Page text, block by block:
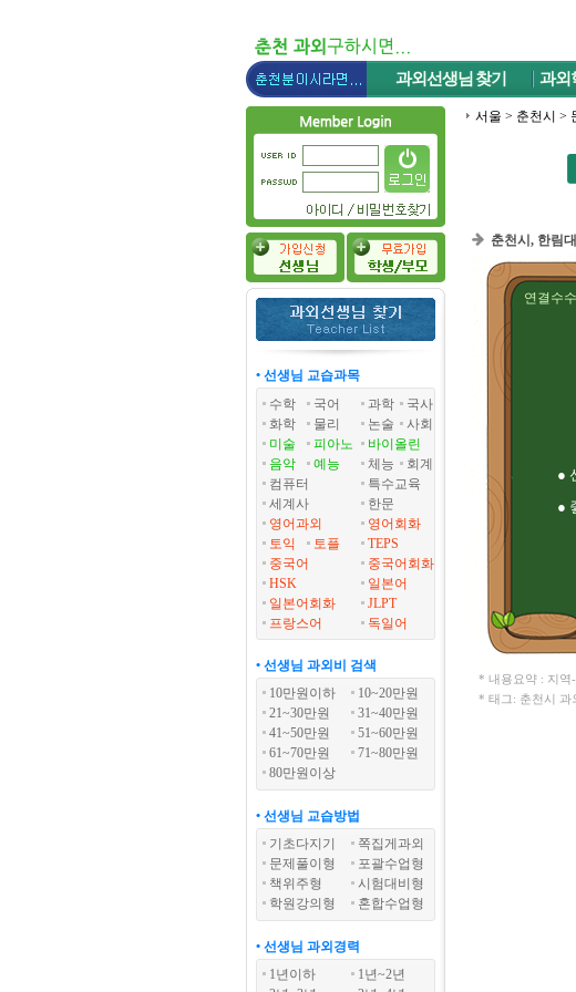
과외선생님 찾기 과외
• 선생님 교습과목
수학
국어 과학
국사
화학
물리 논술
사회
미술
피아노
바이올린
음악
예능 체능
회계
컴퓨터
특수교육
세계사
한문
영어과외
영어회화
토익
토플
TEPS
중국어
중국어회화
HSK
일본어
일본어회화
JLPT
프랑스어
독일어
• 선생님 과외비 검색
10만원이하
10~20만원
21~30만원
31~40만원
41~50만원
51~60만원
61~70만원
71~80만원
80만원이상
• 선생님 교습방법
기초다지기
쪽집게과외
문제풀이형
포괄수업형
책위주형
시험대비형
학원강의형
혼합수업형
• 선생님 과외경력
1년이하
1년~2년
서울 > 춘천시 >
춘천시, 한림
연결수
●
●
* 내용요약 : 지역
* 태그: 춘천시 과